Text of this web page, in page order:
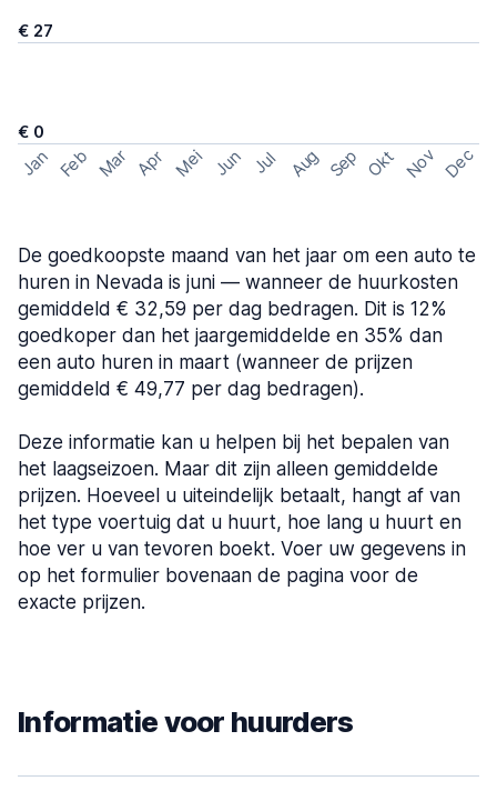
€ 27
€ 0
Jan Feb Mar Apr Mei Jun Jul Aug Sep Okt Nov Dec
De goedkoopste maand van het jaar om een auto te
huren in Nevada is juni — wanneer de huurkosten
gemiddeld € 32,59 per dag bedragen. Dit is 12%
goedkoper dan het jaargemiddelde en 35% dan
een auto huren in maart (wanneer de prijzen
gemiddeld € 49,77 per dag bedragen).
Deze informatie kan u helpen bij het bepalen van
het laagseizoen. Maar dit zijn alleen gemiddelde
prijzen. Hoeveel u uiteindelijk betaalt, hangt af van
het type voertuig dat u huurt, hoe lang u huurt en
hoe ver u van tevoren boekt. Voer uw gegevens in
op het formulier bovenaan de pagina voor de
exacte prijzen.
Informatie voor huurders